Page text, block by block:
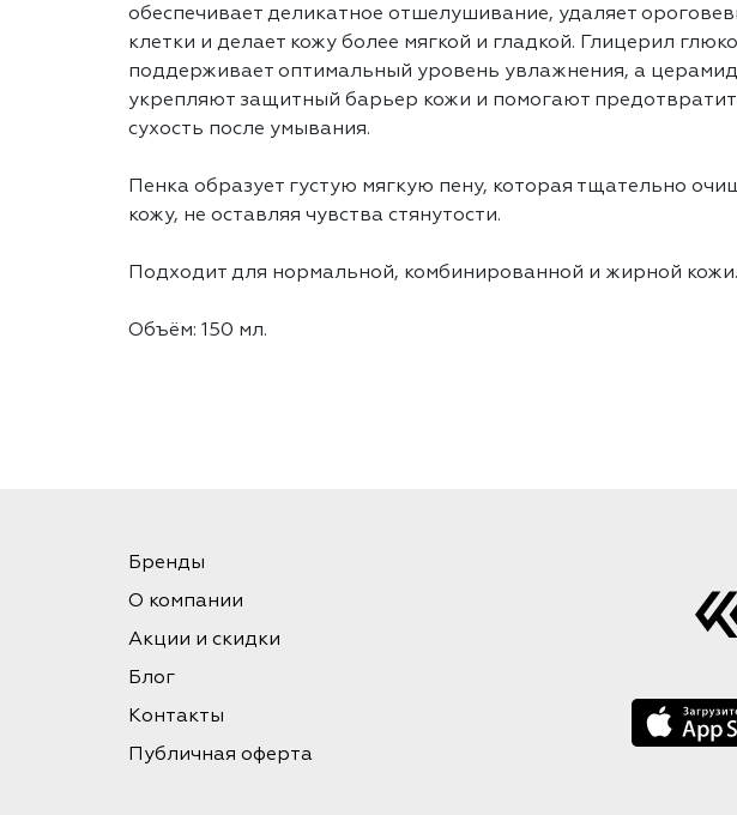
обеспечивает деликатное отшелушивание, удаляет
клетки и делает кожу более мягкой и гладкой. Глицерил
поддерживает оптимальный уровень увлажнения, а
укрепляют защитный барьер кожи и помогают
сухость после умывания.
Пенка образует густую мягкую пену, которая тщательно
кожу, не оставляя чувства стянутости.
Подходит для нормальной, комбинированной и жирной кожи.
Объём: 150 мл.
Бренды
О компании
Акции и скидки
Блог
Контакты
Публичная оферта